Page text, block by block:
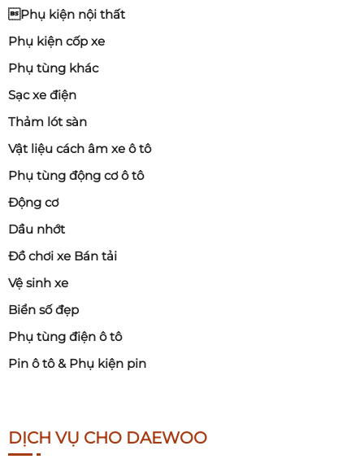
Phụ kiện nội thất
Phụ kiện cốp xe
Phụ tùng khác
Sạc xe điện
Thảm lót sàn
Vật liệu cách âm xe ô tô
Phụ tùng động cơ ô tô
Động cơ
Dầu nhớt
Đồ chơi xe Bán tải
Vệ sinh xe
Biển số đẹp
Phụ tùng điện ô tô
Pin ô tô & Phụ kiện pin
DỊCH VỤ CHO DAEWOO